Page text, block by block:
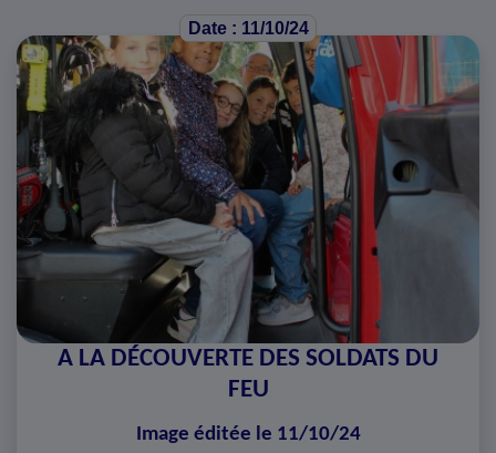
Date : 11/10/24
A LA DÉCOUVERTE DES SOLDATS DU
FEU
Image éditée le 11/10/24